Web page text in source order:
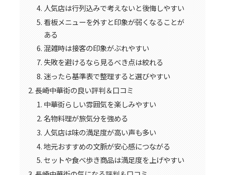
人気店は行列込みで考えないと後悔しやすい
看板メニューを外すと印象が弱くなることが
ある
混雑時は接客の印象がぶれやすい
失敗を避けるなら見るべき点は絞れる
迷ったら基準表で整理すると選びやすい
長崎中華街の良い評判＆口コミ
中華街らしい雰囲気を楽しみやすい
名物料理が旅気分を強める
人気店は味の満足度が高い声も多い
地元おすすめの文脈が安心感につながる
セットや食べ歩き商品は満足度を上げやすい